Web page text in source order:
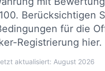
Berücksichtigen
für die
Registrierung hier.
aktualisiert: August 2026